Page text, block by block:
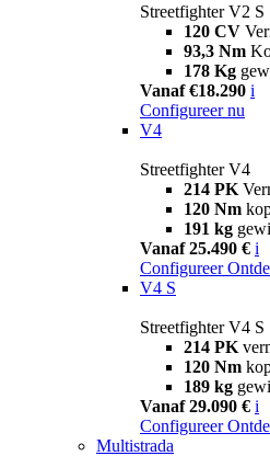
Streetfighter V2 S
120 CV
93,3 Nm
178 Kg
Vanaf €18.290 i
Configureer nu
V4
Streetfighter V4
214 PK
120 Nm
191 kg
Vanaf 25.490 € i
Configureer
V4 S
Streetfighter V4 S
214 PK
120 Nm
189 kg
Vanaf 29.090 € i
Configureer
Multistrada